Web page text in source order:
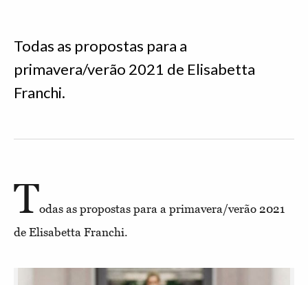
Todas as propostas para a
primavera/verão 2021 de Elisabetta
Franchi.
Todas as propostas para a primavera/verão 2021
de Elisabetta Franchi.